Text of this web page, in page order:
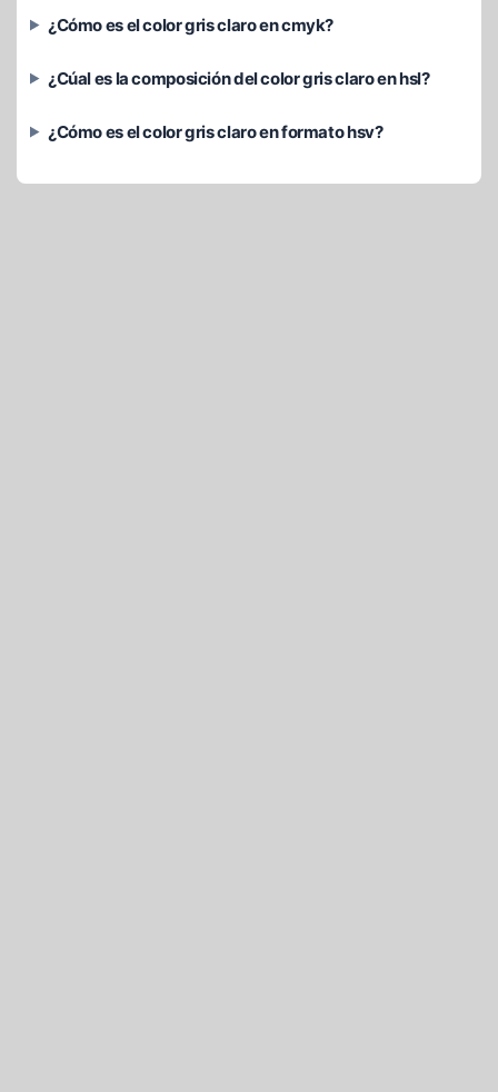
¿Cómo es el color gris claro en cmyk?
¿Cúal es la composición del color gris claro en hsl?
¿Cómo es el color gris claro en formato hsv?